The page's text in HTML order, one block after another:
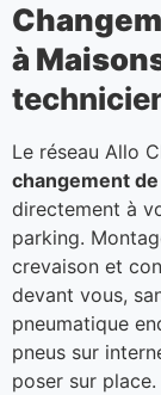
à
Le réseau Allo
changement
directement à
parking.
crevaison et
devant vous,
pneumatique
pneus sur
poser sur place.